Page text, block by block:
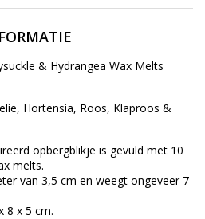
& Hydrangea Wax Melts
Hortensia, Roos, Klaproos &
opbergblikje is gevuld met 10
melts.
van 3,5 cm en weegt ongeveer 7
8 x 5 cm.